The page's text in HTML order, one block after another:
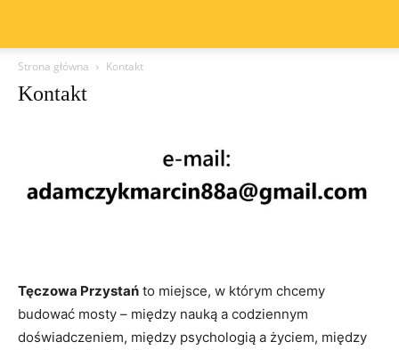
Strona główna Kontakt
Kontakt
Tęczowa Przystań to miejsce, w którym chcemy
budować mosty – między nauką a codziennym
doświadczeniem, między psychologią a życiem, między